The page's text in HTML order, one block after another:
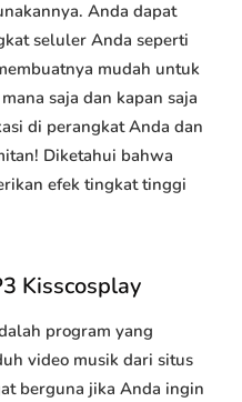
Anda dapat
seluler Anda seperti
mudah untuk
saja dan kapan saja
di perangkat Anda dan
Diketahui bahwa
efek tingkat tinggi
Kisscosplay
program yang
video musik dari situs
berguna jika Anda ingin